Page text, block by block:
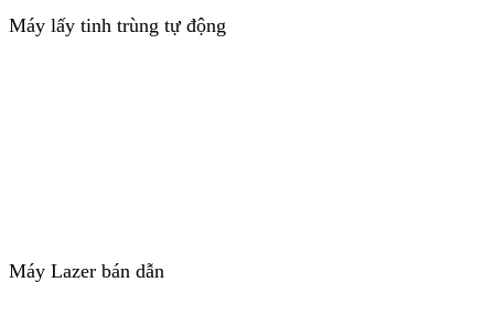
Máy lấy tinh trùng tự động
Máy Lazer bán dẫn